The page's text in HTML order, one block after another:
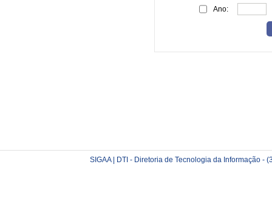
Ano:
SIGAA | DTI - Diretoria de Tecnologia da Informação